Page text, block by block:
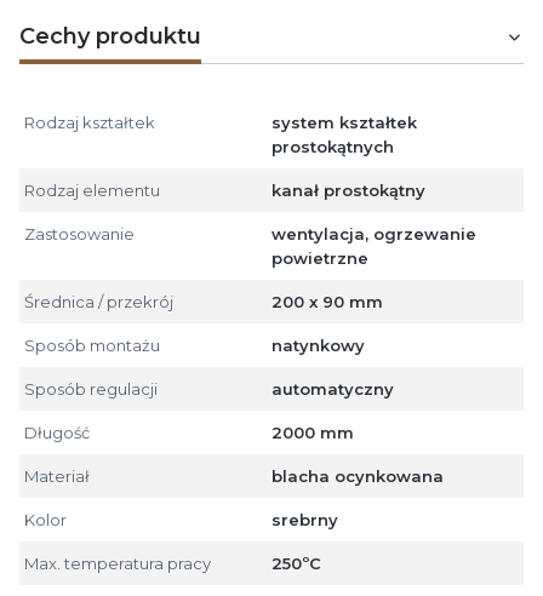
Cechy produktu
Rodzaj kształtek
system kształtek
prostokątnych
Rodzaj elementu kanał prostokątny
Zastosowanie
wentylacja, ogrzewanie
powietrzne
Średnica / przekrój 200 x 90 mm
Sposób montażu natynkowy
Sposób regulacji automatyczny
Długość 2000 mm
Materiał blacha ocynkowana
Kolor srebrny
Max. temperatura pracy 250ºC